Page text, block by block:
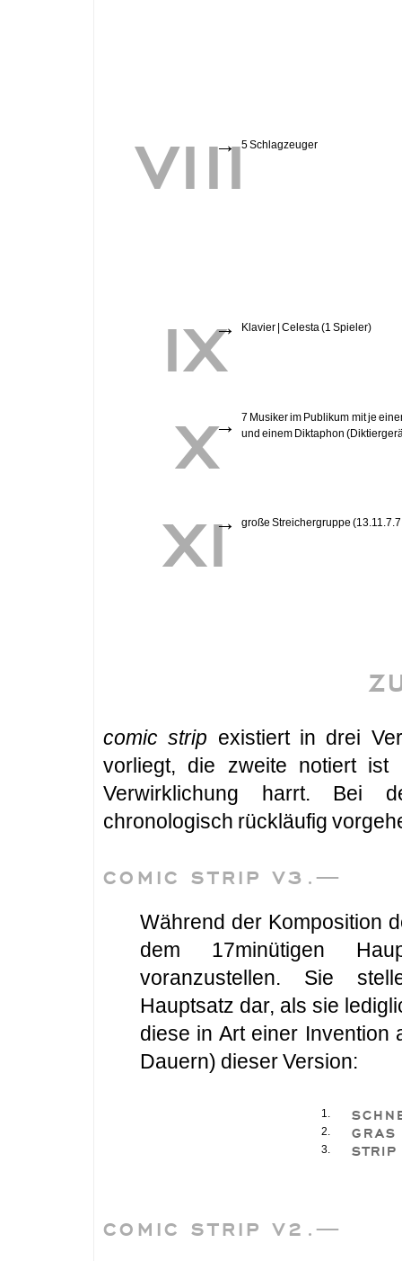
VIII
→ 5 Schlagzeuger
IX
→ Klavier | Celesta (1 Spieler)
X→
7 Musiker im Publikum mit je
und einem Diktaphon
XI
→ große Streichergruppe
comic strip existiert in drei
vorliegt, die zweite notiert
Verwirklichung harrt. Bei
chronologisch rückläufig
COMIC STRIP V3.—
Während der Komposition
dem 17minütigen
voranzustellen. Sie
Hauptsatz dar, als sie
diese in Art einer Invention
Dauern) dieser Version:
1.
2. GRAS
3. STRIP
COMIC STRIP V2.—